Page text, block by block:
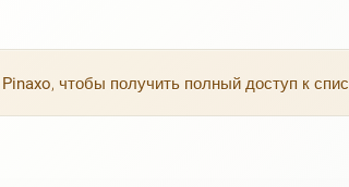
Pinaxo, чтобы получить полный доступ к